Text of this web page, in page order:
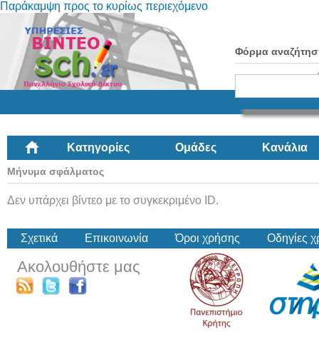
Παράκαμψη προς το κυρίως περιεχόμενο
Φόρμα
Κατηγορίες Ομάδες Κανάλια
Μήνυμα σφάλματος
Δεν υπάρχει βίντεο με το συγκεκριμένο ID.
Σχετικά Επικοινωνία Όροι χρήσης Οδηγίες
Ακολουθήστε μας